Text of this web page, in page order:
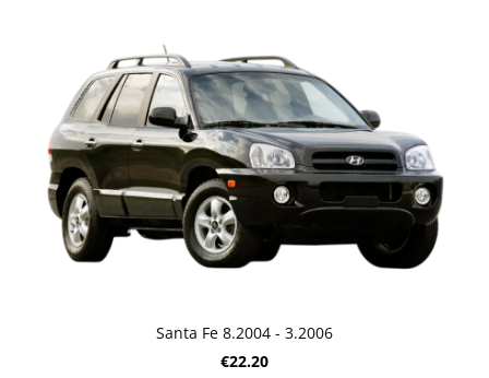
Santa Fe 8.2004 - 3.2006
€22.20